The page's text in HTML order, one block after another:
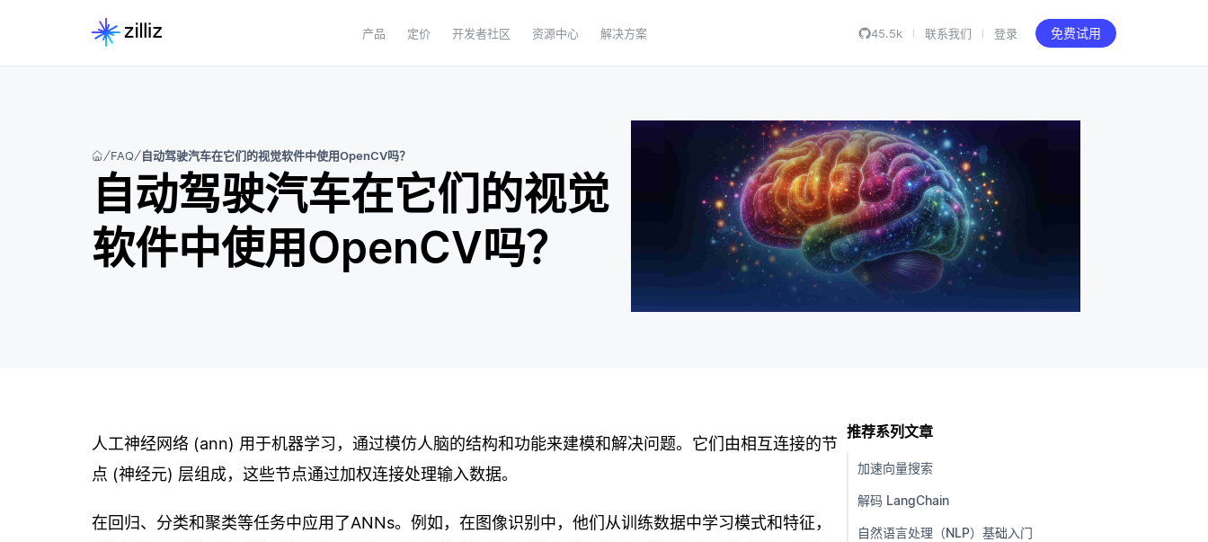
产品 定价 开发者社区 资源中心 解决方案 45.5k 联系我们 登录 免费试用
FAQ 自动驾驶汽车在它们的视觉软件中使用OpenCV吗？
自动驾驶汽车在它们的视觉
软件中使用OpenCV吗？
人工神经网络 (ann) 用于机器学习，通过模仿人脑的结构和功能来建模和解决问题。它们由相互连接的节
点 (神经元) 层组成，这些节点通过加权连接处理输入数据。
在回归、分类和聚类等任务中应用了ANNs。例如，在图像识别中，他们从训练数据中学习模式和特征，
推荐系列文章
加速向量搜索
解码 LangChain
自然语言处理（NLP）基础入门